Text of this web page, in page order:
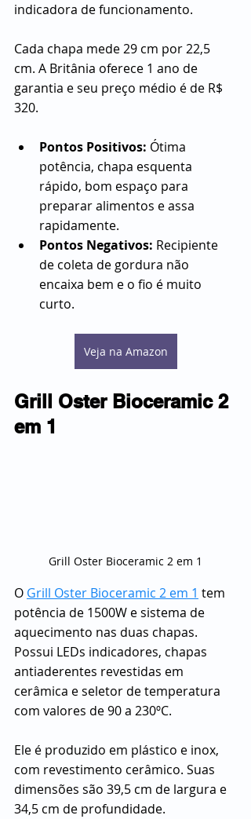
indicadora de funcionamento.
Cada chapa mede 29 cm por 22,5
cm. A Britânia oferece 1 ano de
garantia e seu preço médio é de R$
320.
Pontos Positivos: Ótima
potência, chapa esquenta
rápido, bom espaço para
preparar alimentos e assa
rapidamente.
Pontos Negativos: Recipiente
de coleta de gordura não
encaixa bem e o fio é muito
curto.
Veja na Amazon
Grill Oster Bioceramic 2
em 1
Grill Oster Bioceramic 2 em 1
O Grill Oster Bioceramic 2 em 1 tem
potência de 1500W e sistema de
aquecimento nas duas chapas.
Possui LEDs indicadores, chapas
antiaderentes revestidas em
cerâmica e seletor de temperatura
com valores de 90 a 230ºC.
Ele é produzido em plástico e inox,
com revestimento cerâmico. Suas
dimensões são 39,5 cm de largura e
34,5 cm de profundidade.